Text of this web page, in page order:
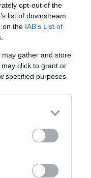
opt-out of the
list of downstream
on the IAB’s List of
gather and store
click to grant or
specified purposes